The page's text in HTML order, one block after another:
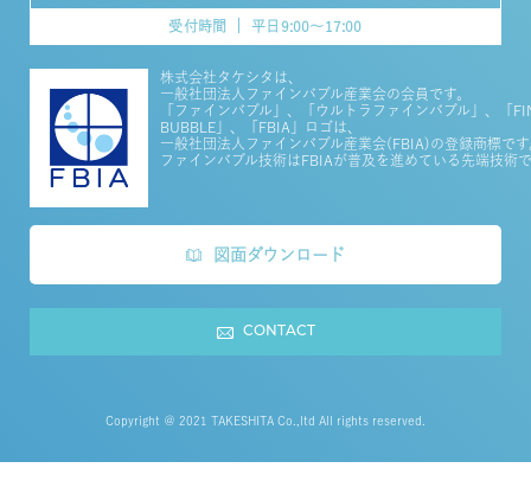
受付時間 平日9:00～17:00
株式会社タケシタは、
一般社団法人ファインバブル産業会の会員です。
「ファインバブル」、「ウルトラファインバブル」、「
BUBBLE」、「FBIA」ロゴは、
一般社団法人ファインバブル産業会(FBIA)の登録商標です
ファインバブル技術はFBIAが普及を進めている先端技術
図面ダウンロード
CONTACT
Copyright ＠ 2021 TAKESHITA Co.,ltd All rights reserved.